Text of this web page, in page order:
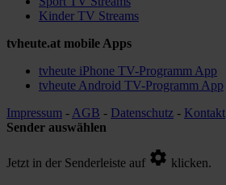
Kinder TV Streams
tvheute.at mobile Apps
tvheute iPhone TV-Programm App
tvheute Android TV-Programm App
Impressum - AGB - Datenschutz - Kontakt
Sender auswählen
Jetzt in der Senderleiste auf
klicken.